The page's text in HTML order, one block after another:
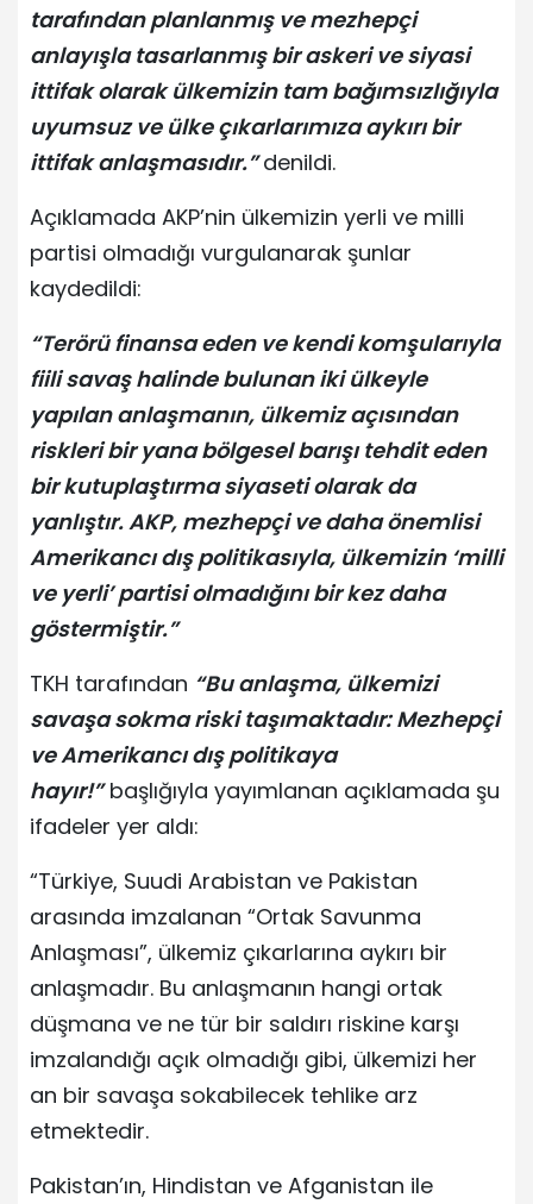
tarafından planlanmış ve mezhepçi
anlayışla tasarlanmış bir askeri ve siyasi
ittifak olarak ülkemizin tam bağımsızlığıyla
uyumsuz ve ülke çıkarlarımıza aykırı bir
ittifak anlaşmasıdır.” denildi.
Açıklamada AKP’nin ülkemizin yerli ve milli
partisi olmadığı vurgulanarak şunlar
kaydedildi:
“Terörü finansa eden ve kendi komşularıyla
fiili savaş halinde bulunan iki ülkeyle
yapılan anlaşmanın, ülkemiz açısından
riskleri bir yana bölgesel barışı tehdit eden
bir kutuplaştırma siyaseti olarak da
yanlıştır. AKP, mezhepçi ve daha önemlisi
Amerikancı dış politikasıyla, ülkemizin ‘milli
ve yerli’ partisi olmadığını bir kez daha
göstermiştir.”
TKH tarafından “Bu anlaşma, ülkemizi
savaşa sokma riski taşımaktadır: Mezhepçi
ve Amerikancı dış politikaya
hayır!”başlığıyla yayımlanan açıklamada şu
ifadeler yer aldı:
“Türkiye, Suudi Arabistan ve Pakistan
arasında imzalanan “Ortak Savunma
Anlaşması”, ülkemiz çıkarlarına aykırı bir
anlaşmadır. Bu anlaşmanın hangi ortak
düşmana ve ne tür bir saldırı riskine karşı
imzalandığı açık olmadığı gibi, ülkemizi her
an bir savaşa sokabilecek tehlike arz
etmektedir.
Pakistan’ın, Hindistan ve Afganistan ile